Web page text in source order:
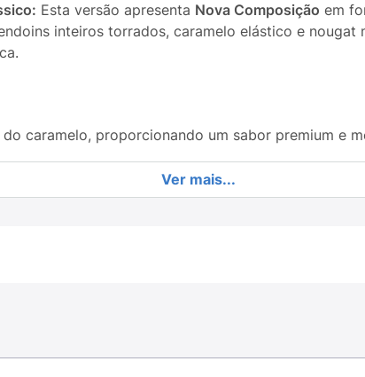
Esta versão apresenta Nova Composição em
inteiros torrados, caramelo elástico e
caramelo, proporcionando um sabor premium e
do nougat, a elasticidade do caramelo e a crocância
Ver mais...